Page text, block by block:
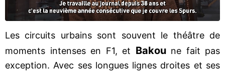
Les circuits urbains sont souvent le théâtre de
moments intenses en F1, et Bakoune fait pas
exception. Avec ses longues lignes droites et ses